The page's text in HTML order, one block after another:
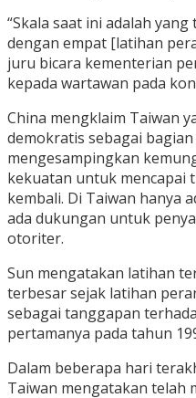
“Skala saat ini adalah
dengan empat [latihan
juru bicara kementerian
kepada wartawan pada
China mengklaim Taiwan
demokratis sebagai
mengesampingkan
kekuatan untuk mencapai
kembali. Di Taiwan hanya
ada dukungan untuk
otoriter.
Sun mengatakan latihan
terbesar sejak latihan
sebagai tanggapan
pertamanya pada tahun
Dalam beberapa hari
Taiwan mengatakan telah